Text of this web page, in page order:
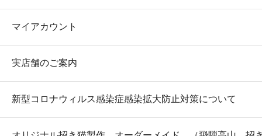
マイアカウント
実店舗のご案内
新型コロナウィルス感染症感染拡大防止対策について